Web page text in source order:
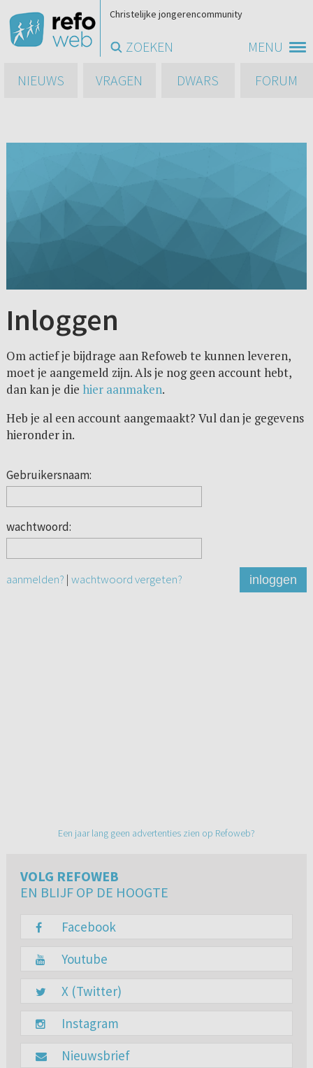
MENU
Christelijke jongerencommunity
ZOEKEN
NIEUWS
VRAGEN DWARS FORUM
Inloggen
Om actief je bijdrage aan Refoweb te kunnen leveren,
moet je aangemeld zijn. Als je nog geen account hebt,
dan kan je die hier aanmaken.
Heb je al een account aangemaakt? Vul dan je gegevens
hieronder in.
Gebruikersnaam:
wachtwoord:
aanmelden? | wachtwoord vergeten? inloggen
Een jaar lang geen advertenties zien op Refoweb?
VOLG REFOWEB
EN BLIJF OP DE HOOGTE
Facebook
Youtube
X (Twitter)
Instagram
Nieuwsbrief